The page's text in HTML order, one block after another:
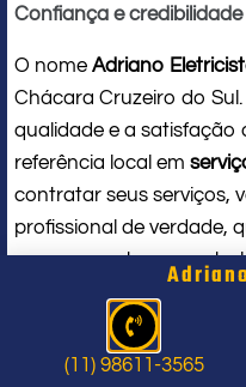
Confiança e
O nome Adriano
Chácara Cruzeiro do
qualidade e a satisfação
referência local em
contratar seus serviços,
profissional de verdade,
espaço e entrega um
Problema com
(11) 98611-3565